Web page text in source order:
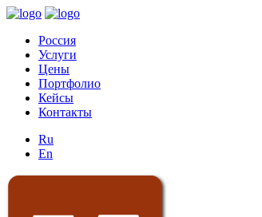
Россия
Услуги
Цены
Портфолио
Кейсы
Контакты
Ru
En